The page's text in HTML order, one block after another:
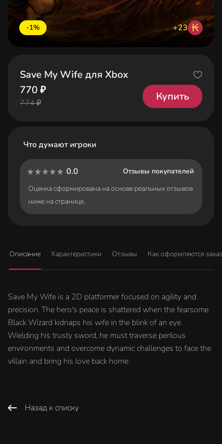
-1% +23 ₭
Save My Wife для Xbox
770 ₽
774 ₽
Купить
Что думают игроки
0.0
Отзывы покупателей
Оценка сформирована на основе реальных отзывов
ниже на странице.
Описание Характеристики Отзывы Как оформляются
Save My Wife is a 2D platformer focused on agility and
precision. The hero's peace is shattered when the fearsome
Black Wizard kidnaps his wife in the blink of an eye.
Wielding his trusty sword, he must traverse perilous
environments and overcome dynamic challenges to face the
villain and bring his love back home.
Назад к списку